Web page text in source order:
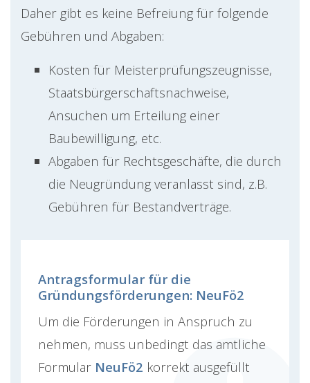
Daher gibt es keine Befreiung für folgende
Gebühren und Abgaben:
Kosten für Meisterprüfungszeugnisse,
Staatsbürgerschaftsnachweise,
Ansuchen um Erteilung einer
Baubewilligung, etc.
Abgaben für Rechtsgeschäfte, die durch
die Neugründung veranlasst sind, z.B.
Gebühren für Bestandverträge.
Antragsformular für die
Gründungsförderungen: NeuFö2
Um die Förderungen in Anspruch zu
nehmen, muss unbedingt das amtliche
Formular NeuFö2 korrekt ausgefüllt